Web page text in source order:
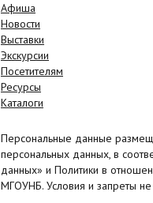
Афиша
Новости
Выставки
Экскурсии
Посетителям
Ресурсы
Каталоги
Персональные данные
персональных данных, в
данных» и Политики в
МГОУНБ. Условия и запреты не